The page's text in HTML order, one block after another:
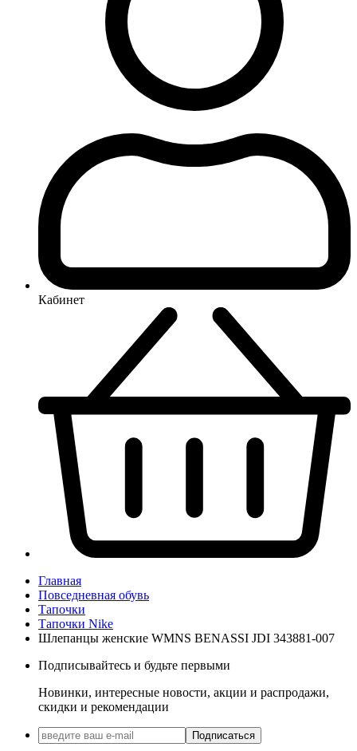
Кабинет
Главная
Повседневная обувь
Тапочки
Тапочки Nike
Шлепанцы женские WMNS BENASSI JDI 343881-007
Подписывайтесь и будьте первыми
Новинки, интересные новости, акции и распродажи,
скидки и рекомендации
Подписаться